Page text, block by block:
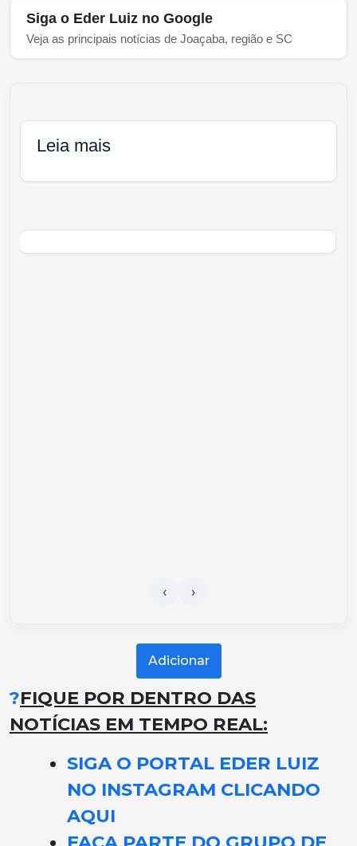
Siga o Eder Luiz no Google
Veja as principais notícias de Joaçaba, região e SC
Leia mais
Adicionar
?FIQUE POR DENTRO DAS
NOTÍCIAS EM TEMPO REAL:
SIGA O PORTAL EDER LUIZ
NO INSTAGRAM CLICANDO
AQUI